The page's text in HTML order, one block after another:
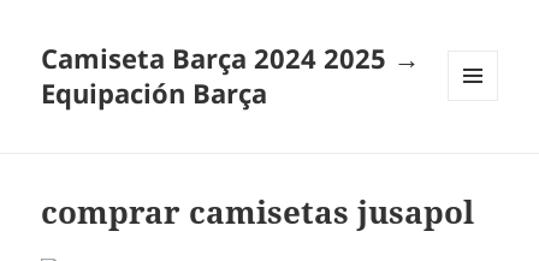
Camiseta Barça 2024 2025 →
Equipación Barça
comprar camisetas jusapol